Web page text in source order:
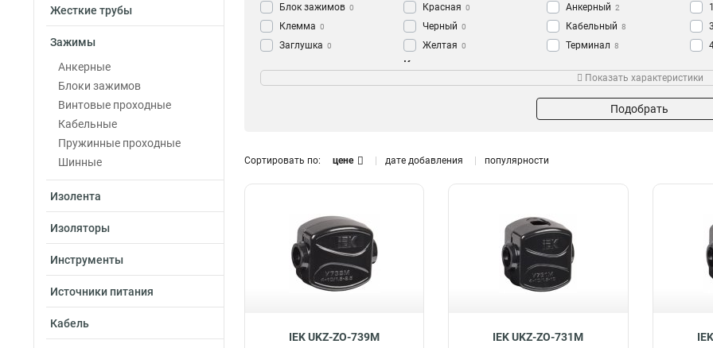
Жесткие трубы
Зажимы
Анкерные
Блоки зажимов
Винтовые проходные
Кабельные
Пружинные проходные
Шинные
Изолента
Изоляторы
Инструменты
Источники питания
Кабель
Блок зажимов 0
Клемма 0
Заглушка 0
Красная 0
Черный 0
Желтая 0
Серый 0
Анкерный 2
Кабельный 8
Терминал 8
Винтовой 10
Наборный
3
10А 1
30А 1
20А 1
2
300A 2
200A
150A
100A 3
Кол-во соединительных
Негорючий 10
Показать характеристики
Подобрать
Сортировать по: цене дате добавления популярности
IEK UKZ-ZO-739M IEK UKZ-ZO-731M